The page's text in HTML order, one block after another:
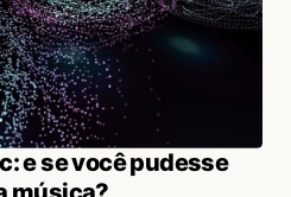
e se você pudesse